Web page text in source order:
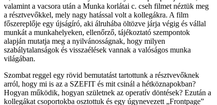
valamint a vacsora után a Munka korlátai c. cseh filmet néztük meg
a résztvevőkkel, mely nagy hatással volt a kollegákra. A film
főszereplője egy újságíró, aki álruhába öltözve járja végig és vállal
munkát a munkahelyeken, ellenőrző, tájékoztató szempontok
alapján mutatja meg a nyilvánosságnak, hogy milyen
szabálytalanságok és visszaélések vannak a valóságos munka
világában.
Szombat reggel egy rövid bemutatást tartottunk a résztvevőknek
arról, hogy mi is az a SZEFIT és mit csinál a hétköznapokban?
Hogyan működik, hogyan születnek az operatív döntések? Ezután a
kollegákat csoportokba osztottuk és egy úgynevezett „Frontpage”